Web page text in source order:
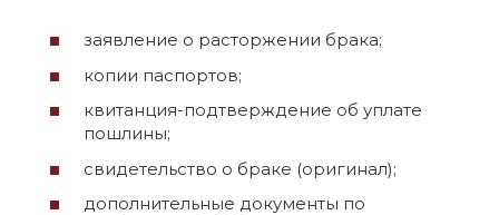
заявление о расторжении брака;
копии паспортов;
квитанция-подтверждение об уплате
пошлины;
свидетельство о браке (оригинал);
дополнительные документы по